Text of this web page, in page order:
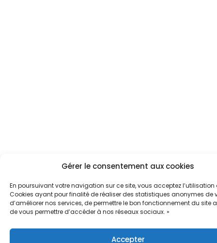
Gérer le consentement aux cookies
En poursuivant votre navigation sur ce site, vous acceptez l’utilisation
Cookies ayant pour finalité de réaliser des statistiques anonymes de
d’améliorer nos services, de permettre le bon fonctionnement du site
de vous permettre d’accéder à nos réseaux sociaux. »
Accepter